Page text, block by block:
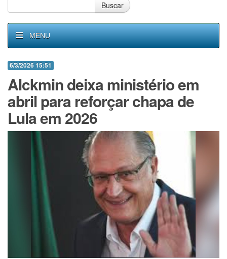
Buscar
MENU
6/3/2026 15:51
Alckmin deixa ministério em
abril para reforçar chapa de
Lula em 2026